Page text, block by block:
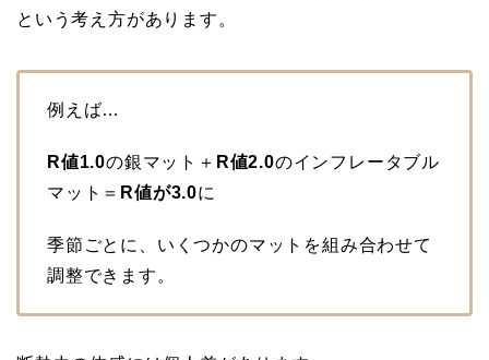
という考え方があります。
例えば…
R値1.0の銀マット＋ R値2.0のインフレータブル
マット＝ R値が3.0に
季節ごとに、いくつかのマットを組み合わせて
調整できます。